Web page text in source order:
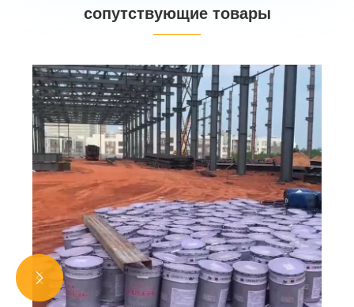
сопутствующие товары

